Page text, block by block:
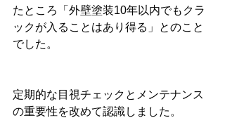
たところ「外壁塗装10年以内でもクラ
ックが入ることはあり得る」とのこと
でした。
定期的な目視チェックとメンテナンス
の重要性を改めて認識しました。